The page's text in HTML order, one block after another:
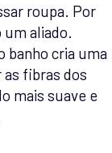
roupa. Por
aliado.
banho cria uma
as fibras dos
mais suave e